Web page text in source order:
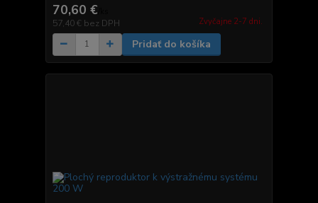
70,60 €
57,40 € bez DPH Zvyčajne 2-7 dni.
Pridať do košíka